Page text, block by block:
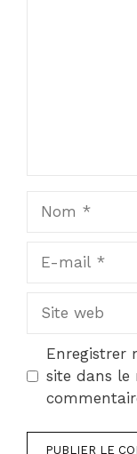
mail
web
Enregistrer
site dans le